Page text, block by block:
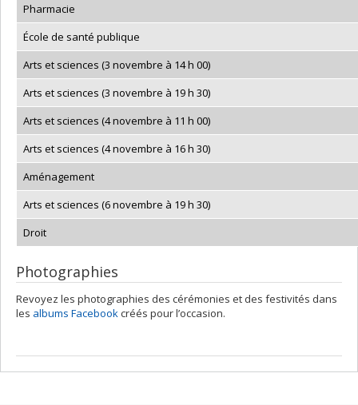
Pharmacie
École de santé publique
Arts et sciences (3 novembre à 14 h 00)
Arts et sciences (3 novembre à 19 h 30)
Arts et sciences (4 novembre à 11 h 00)
Arts et sciences (4 novembre à 16 h 30)
Aménagement
Arts et sciences (6 novembre à 19 h 30)
Droit
Photographies
Revoyez les photographies des cérémonies et des festivités dans
les albums Facebookcréés pour l’occasion.